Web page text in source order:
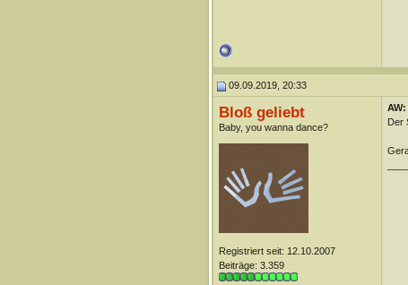
09.09.2019, 20:33
Bloß geliebt
Baby, you wanna dance?
Registriert seit: 12.10.2007
Beiträge: 3.359
Der